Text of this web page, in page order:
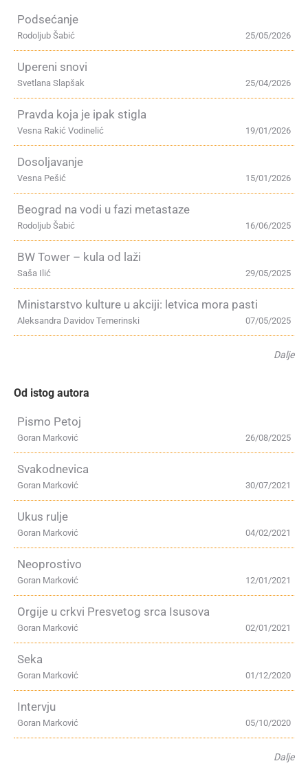
Podsećanje
25/05/2026
Rodoljub Šabić
Upereni snovi
25/04/2026
Svetlana Slapšak
Pravda koja je ipak stigla
19/01/2026
Vesna Rakić Vodinelić
Dosoljavanje
15/01/2026
Vesna Pešić
Beograd na vodi u fazi metastaze
16/06/2025
Rodoljub Šabić
BW Tower – kula od laži
29/05/2025
Saša Ilić
Ministarstvo kulture u akciji: letvica mora pasti
07/05/2025
Aleksandra Davidov Temerinski
Dalje
Od istog autora
Pismo Petoj
26/08/2025
Goran Marković
Svakodnevica
30/07/2021
Goran Marković
Ukus rulje
04/02/2021
Goran Marković
Neoprostivo
12/01/2021
Goran Marković
Orgije u crkvi Presvetog srca Isusova
02/01/2021
Goran Marković
Seka
01/12/2020
Goran Marković
Intervju
05/10/2020
Goran Marković
Dalje